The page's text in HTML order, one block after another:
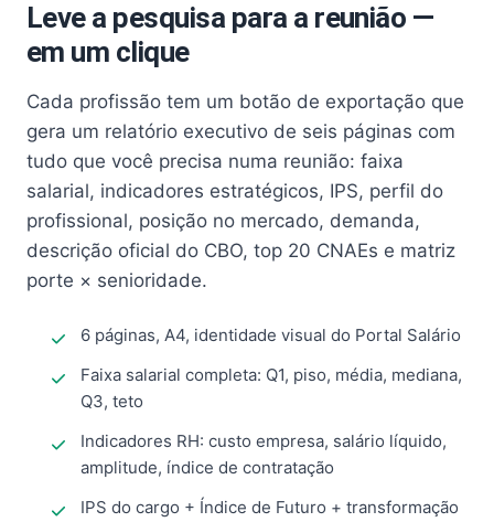
Leve a pesquisa para a reunião —
em um clique
Cada profissão tem um botão de exportação que
gera um relatório executivo de seis páginas com
tudo que você precisa numa reunião: faixa
salarial, indicadores estratégicos, IPS, perfil do
profissional, posição no mercado, demanda,
descrição oficial do CBO, top 20 CNAEs e matriz
porte × senioridade.
6 páginas, A4, identidade visual do Portal Salário
Faixa salarial completa: Q1, piso, média, mediana,
Q3, teto
Indicadores RH: custo empresa, salário líquido,
amplitude, índice de contratação
IPS do cargo + Índice de Futuro + transformação